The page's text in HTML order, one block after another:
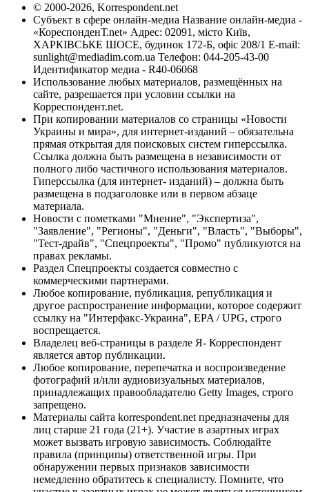
© 2000-2026, Korrespondent.net
Субъект в сфере онлайн-медиа Название онлайн-медиа -
«КореспонденТ.net» Адрес: 02091, місто Київ,
ХАРКІВСЬКЕ ШОСЕ, будинок 172-Б, офіс 208/1 E-mail:
sunlight@mediadim.com.ua Телефон: 044-205-43-00
Идентификатор медиа - R40-06068
Использование любых материалов, размещённых на
сайте, разрешается при условии ссылки на
Корреспондент.net.
При копировании материалов со страницы «Новости
Украины и мира», для интернет-изданий – обязательна
прямая открытая для поисковых систем гиперссылка.
Ссылка должна быть размещена в независимости от
полного либо частичного использования материалов.
Гиперссылка (для интернет- изданий) – должна быть
размещена в подзаголовке или в первом абзаце
материала.
Новости с пометками "Мнение", "Экспертиза",
"Заявление", "Регионы", "Деньги", "Власть", "Выборы",
"Тест-драйв", "Спецпроекты", "Промо" публикуются на
правах рекламы.
Раздел Спецпроекты создается совместно с
коммерческими партнерами.
Любое копирование, публикация, републикация и
другое распространение информации, которое содержит
ссылку на "Интерфакс-Украина", EPA / UPG, строго
воспрещается.
Владелец веб-страницы в разделе Я- Корреспондент
является автор публикации.
Любое копирование, перепечатка и воспроизведение
фотографий и/или аудиовизуальных материалов,
принадлежащих правообладателю Getty Images, строго
запрещено.
Материалы сайта korrespondent.net предназначены для
лиц старше 21 года (21+). Участие в азартных играх
может вызвать игровую зависимость. Соблюдайте
правила (принципы) ответственной игры. При
обнаружении первых признаков зависимости
немедленно обратитесь к специалисту. Помните, что